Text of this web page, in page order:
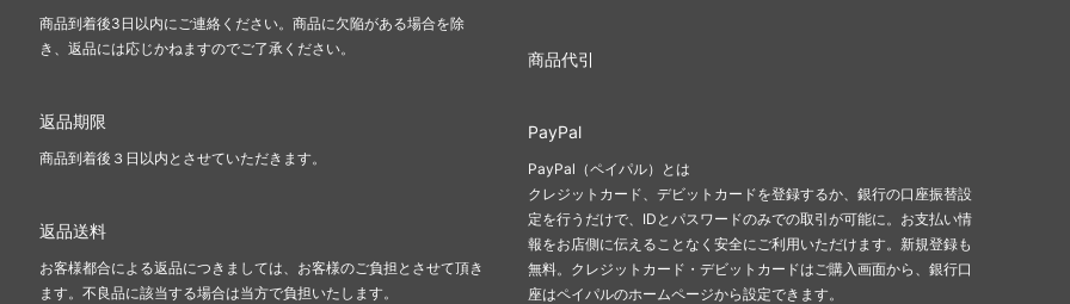
商品到着後3日以内にご連絡ください。商品に欠陥がある場合を除
き、返品には応じかねますのでご了承ください。
返品期限
商品到着後３日以内とさせていただきます。
返品送料
お客様都合による返品につきましては、お客様のご負担とさせて頂き
ます。不良品に該当する場合は当方で負担いたします。
商品代引
PayPal
PayPal（ペイパル）とは
クレジットカード、デビットカードを登録するか、銀行の口座振替設
定を行うだけで、IDとパスワードのみでの取引が可能に。お支払い情
報をお店側に伝えることなく安全にご利用いただけます。新規登録も
無料。クレジットカード・デビットカードはご購入画面から、銀行口
座はペイパルのホームページから設定できます。